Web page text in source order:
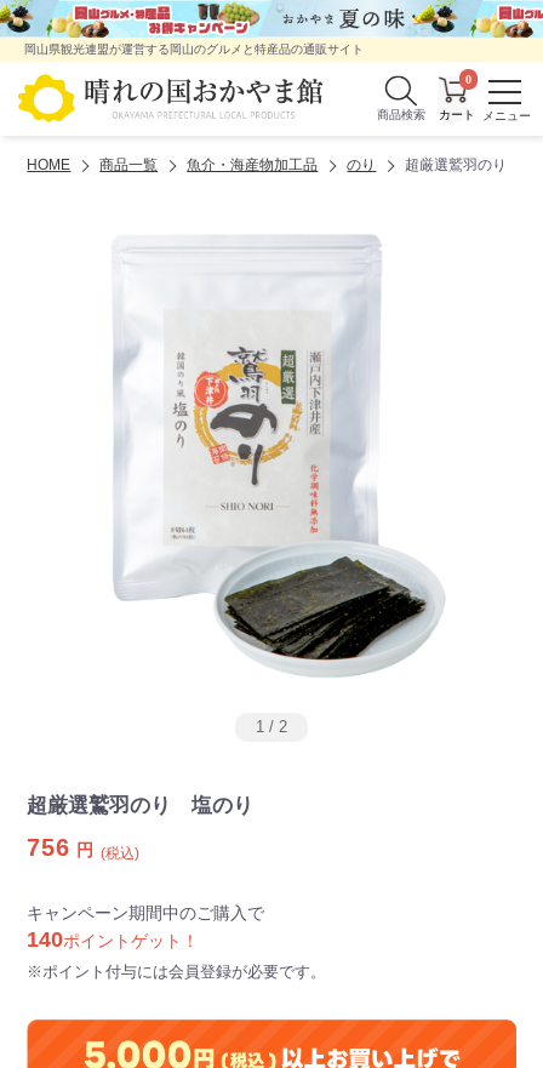
岡山県観光連盟が運営する岡山のグルメと特産品の通販サイト
商品検索
0
HOME 商品一覧 魚介・海産物加工品 のり 超厳選鷲羽のり 塩
1 / 2
超厳選鷲羽のり 塩のり
756 円 (税込)
キャンペーン期間中のご購入で
140ポイントゲット！
※ポイント付与には会員登録が必要です。